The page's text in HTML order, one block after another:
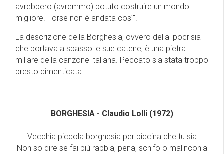
avrebbero (avremmo) potuto costruire un mondo
migliore. Forse non è andata così''.
La descrizione della Borghesia, ovvero della ipocrisia
che portava a spasso le sue catene, è una pietra
miliare della canzone italiana. Peccato sia stata troppo
presto dimenticata.
BORGHESIA - Claudio Lolli (1972)
Vecchia piccola borghesia per piccina che tu sia
Non so dire se fai più rabbia, pena, schifo o malinconia